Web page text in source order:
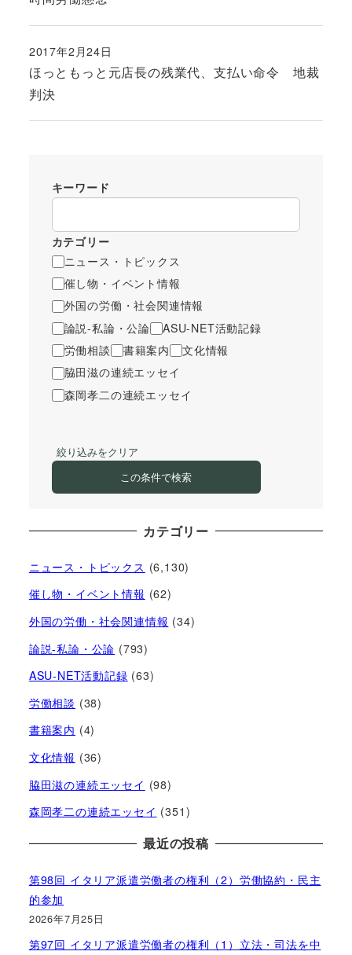
ほっともっと元店長の残業代、支払い命令 地裁
判決
投稿日
2017年2月24日
キーワード
カテゴリー
ニュース・トピックス
催し物・イベント情報
外国の労働・社会関連情報
論説-私論・公論
ASU-NET活動記録
労働相談
書籍案内
文化情報
脇田滋の連続エッセイ
森岡孝二の連続エッセイ
絞り込みをクリア
この条件で検索
カテゴリー
ニュース・トピックス (6,130)
催し物・イベント情報 (62)
外国の労働・社会関連情報 (34)
論説-私論・公論 (793)
ASU-NET活動記録 (63)
労働相談 (38)
書籍案内 (4)
文化情報 (36)
脇田滋の連続エッセイ (98)
森岡孝二の連続エッセイ (351)
最近の投稿
第98回 イタリア派遣労働者の権利（2）労働協約・民主
的参加
2026年7月25日
第97回 イタリア派遣労働者の権利（1）立法・司法を中